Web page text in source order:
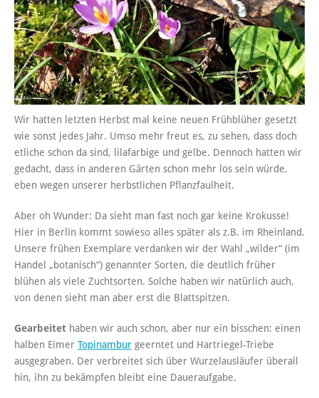
Wir hatten letzten Herbst mal keine neuen Frühblüher gesetzt
wie sonst jedes Jahr. Umso mehr freut es, zu sehen, dass doch
etliche schon da sind, lilafarbige und gelbe. Dennoch hatten wir
gedacht, dass in anderen Gärten schon mehr los sein würde,
eben wegen unserer herbstlichen Pflanzfaulheit.
Aber oh Wunder: Da sieht man fast noch gar keine Krokusse!
Hier in Berlin kommt sowieso alles später als z.B. im Rheinland.
Unsere frühen Exemplare verdanken wir der Wahl „wilder“ (im
Handel „botanisch“) genannter Sorten, die deutlich früher
blühen als viele Zuchtsorten. Solche haben wir natürlich auch,
von denen sieht man aber erst die Blattspitzen.
Gearbeitet haben wir auch schon, aber nur ein bisschen: einen
halben Eimer Topinambur geerntet und Hartriegel-Triebe
ausgegraben. Der verbreitet sich über Wurzelausläufer überall
hin, ihn zu bekämpfen bleibt eine Daueraufgabe.